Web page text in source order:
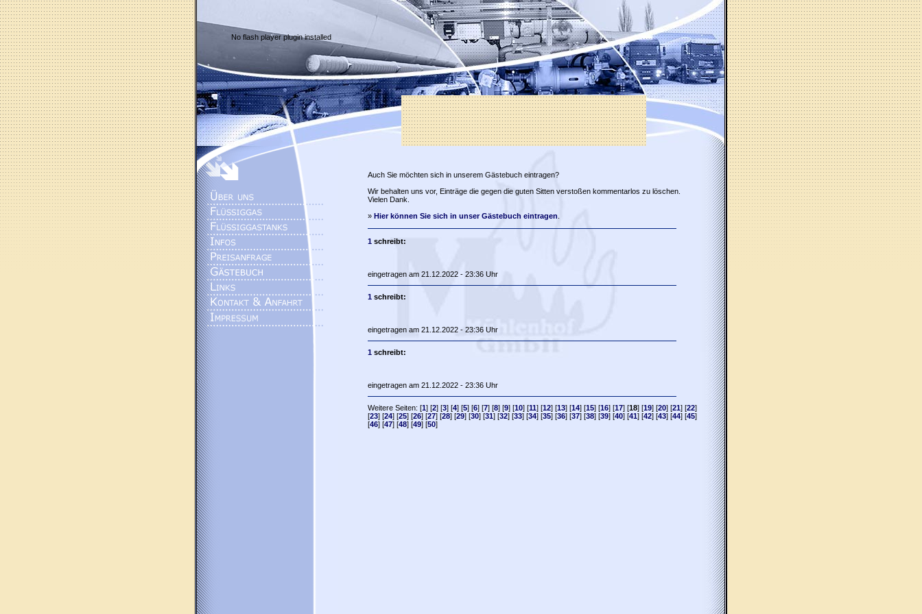
No flash player plugin installed
Auch Sie möchten sich in unserem Gästebuch eintragen?
Wir behalten uns vor, Einträge die gegen die guten Sitten verstoßen kommentarlos zu löschen.
Vielen Dank.
» Hier können Sie sich in unser Gästebuch eintragen
1schreibt:
eingetragen am 21.12.2022 - 23:36 Uhr
1schreibt:
eingetragen am 21.12.2022 - 23:36 Uhr
1schreibt:
eingetragen am 21.12.2022 - 23:36 Uhr
Weitere Seiten: [1] [2] [3] [4] [5] [6] [7] [8] [9] [10] [11] [12] [13] [14] [15] [16] [17] [18] [19] [20] [21] [22]
[23] [24] [25] [26] [27] [28] [29] [30] [31] [32] [33] [34] [35] [36] [37] [38] [39] [40] [41] [42] [43] [44] [45]
[46] [47] [48] [49] [50]